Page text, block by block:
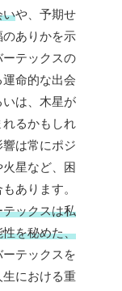
いや、予期せ
ありかを示
テックスの
命的な出会
は、木星が
るかもしれ
は常にポジ
星など、困
あります。
ックスは私
を秘めた、
テックスを
における重